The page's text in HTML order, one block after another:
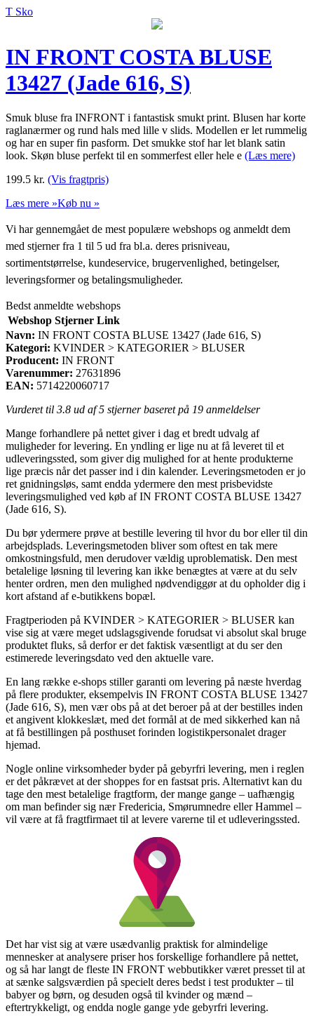
T Sko
IN FRONT COSTA BLUSE
13427 (Jade 616, S)
Smuk bluse fra INFRONT i fantastisk smukt print. Blusen har korte
raglanærmer og rund hals med lille v slids. Modellen er let rummelig
og har en super fin pasform. Det smukke stof har let blank satin
look. Skøn bluse perfekt til en sommerfest eller hele e (Læs mere)
199.5 kr. (Vis fragtpris)
Læs mere »Køb nu »
Vi har gennemgået de mest populære webshops og anmeldt dem
med stjerner fra 1 til 5 ud fra bl.a. deres prisniveau,
sortimentstørrelse, kundeservice, brugervenlighed, betingelser,
leveringsformer og betalingsmuligheder.
Bedst anmeldte webshops
Webshop Stjerner Link
Navn: IN FRONT COSTA BLUSE 13427 (Jade 616, S)
Kategori: KVINDER > KATEGORIER > BLUSER
Producent: IN FRONT
Varenummer: 27631896
EAN: 5714220060717
Vurderet til 3.8 ud af 5 stjerner baseret på 19 anmeldelser
Mange forhandlere på nettet giver i dag et bredt udvalg af
muligheder for levering. En yndling er lige nu at få leveret til et
udleveringssted, som giver dig mulighed for at hente produkterne
lige præcis når det passer ind i din kalender. Leveringsmetoden er jo
ret gnidningsløs, samt endda ydermere den mest prisbevidste
leveringsmulighed ved køb af IN FRONT COSTA BLUSE 13427
(Jade 616, S).
Du bør ydermere prøve at bestille levering til hvor du bor eller til din
arbejdsplads. Leveringsmetoden bliver som oftest en tak mere
omkostningsfuld, men derudover vældig uproblematisk. Den mest
betalelige løsning til levering kan ikke benægtes at være at du selv
henter ordren, men den mulighed nødvendiggør at du opholder dig i
kort afstand af e-butikkens bopæl.
Fragtperioden på KVINDER > KATEGORIER > BLUSER kan
vise sig at være meget udslagsgivende forudsat vi absolut skal bruge
produktet fluks, så derfor er det faktisk væsentligt at du ser den
estimerede leveringsdato ved den aktuelle vare.
En lang række e-shops stiller garanti om levering på næste hverdag
på flere produkter, eksempelvis IN FRONT COSTA BLUSE 13427
(Jade 616, S), men vær obs på at det beroer på at der bestilles inden
et angivent klokkeslæt, med det formål at de med sikkerhed kan nå
at få bestillingen på posthuset forinden logistikpersonalet drager
hjemad.
Nogle online virksomheder byder på gebyrfri levering, men i reglen
er det påkrævet at der shoppes for en fastsat pris. Alternativt kan du
tage den mest betalelige fragtform, der mange gange – uafhængig
om man befinder sig nær Fredericia, Smørumnedre eller Hammel –
vil være at få fragtfirmaet til at levere varerne til et udleveringssted.
Det har vist sig at være usædvanlig praktisk for almindelige
mennesker at analysere priser hos forskellige forhandlere på nettet,
og så har langt de fleste IN FRONT webbutikker været presset til at
at sænke salgsværdien på specielt deres bedst i test produkter – til
babyer og børn, og desuden også til kvinder og mænd –
eftertrykkeligt, og endda nogle gange yde gebyrfri levering.